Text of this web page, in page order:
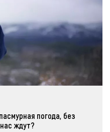
погода, без
ждут?